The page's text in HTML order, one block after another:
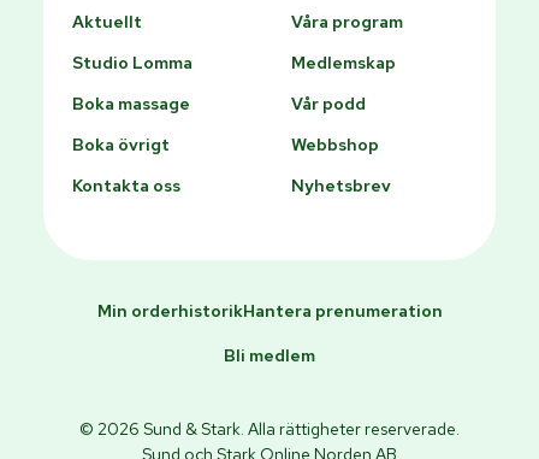
Aktuellt
Våra program
Studio Lomma
Medlemskap
Boka massage
Vår podd
Boka övrigt
Webbshop
Kontakta oss
Nyhetsbrev
Min orderhistorikHantera prenumeration
Bli medlem
© 2026 Sund & Stark. Alla rättigheter reserverade.
Sund och Stark Online Norden AB